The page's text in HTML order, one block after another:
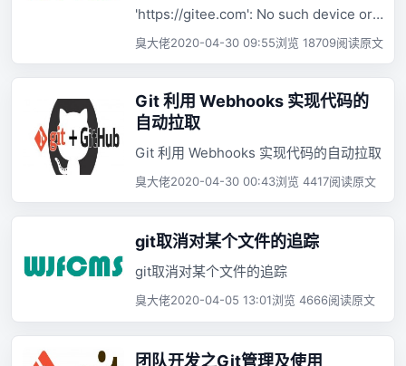
'https://gitee.com': No such device or
address
臭大佬2020-04-30 09:55浏览 18709阅读原文
Git 利用 Webhooks 实现代码的
自动拉取
Git 利用 Webhooks 实现代码的自动拉取
臭大佬2020-04-30 00:43浏览 4417阅读原文
git取消对某个文件的追踪
git取消对某个文件的追踪
臭大佬2020-04-05 13:01浏览 4666阅读原文
团队开发之Git管理及使用